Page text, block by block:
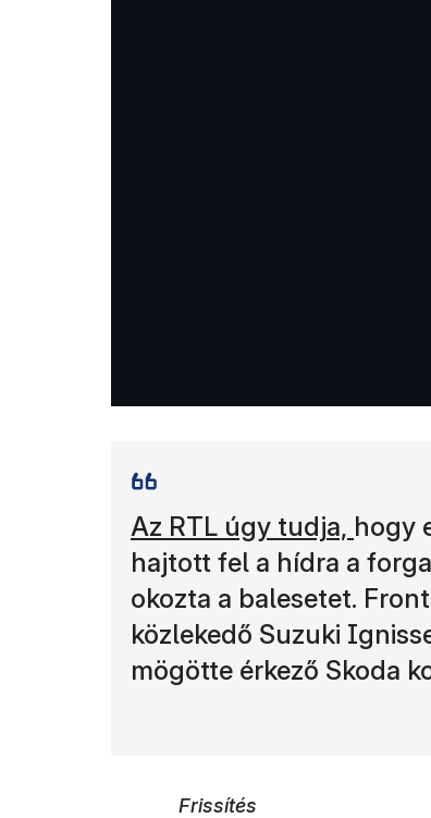
Az RTL úgy tudja, hogy
hajtott fel a hídra a
okozta a balesetet.
közlekedő Suzuki
mögötte érkező Skoda
Frissítés